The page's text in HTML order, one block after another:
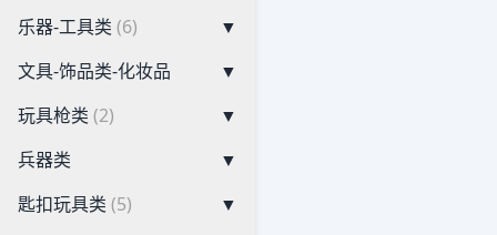
乐器-工具类 (6)
▼
文具-饰品类-化妆品
▼
玩具枪类 (2)
▼
兵器类
▼
匙扣玩具类 (5)
▼